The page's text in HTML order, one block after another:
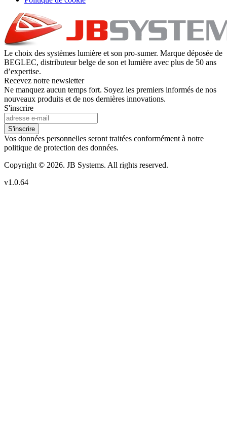
Le choix des systèmes lumière et son pro-sumer. Marque déposée de
BEGLEC, distributeur belge de son et lumière avec plus de 50 ans
d’expertise.
Recevez notre newsletter
Ne manquez aucun temps fort. Soyez les premiers informés de nos
nouveaux produits et de nos dernières innovations.
S'inscrire
S'inscrire
Vos données personnelles seront traitées conformément à notre
politique de protection des données.
Copyright © 2026. JB Systems. All rights reserved.
v1.0.64